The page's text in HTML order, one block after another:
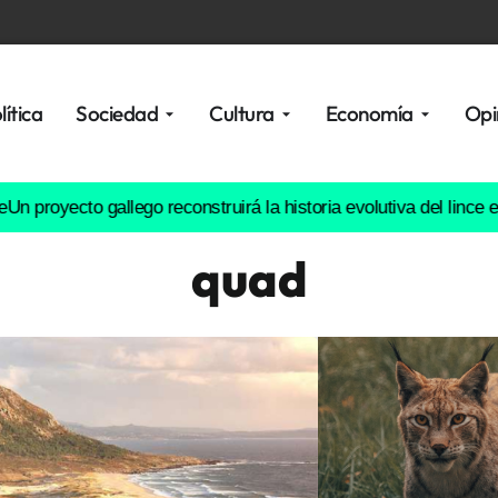
Sociedad Cultura Economía
gallego reconstruirá la historia evolutiva del lince europeo
quad